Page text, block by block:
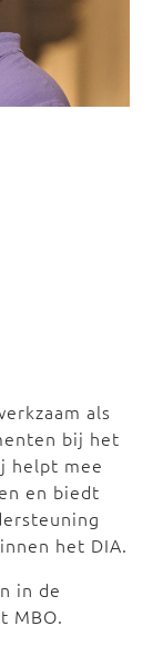
als
bij het
helpt mee
en biedt
het DIA.
in de
MBO.